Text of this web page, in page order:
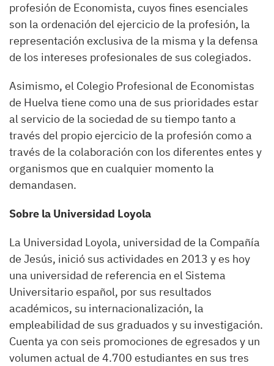
profesión de Economista, cuyos fines esenciales
son la ordenación del ejercicio de la profesión, la
representación exclusiva de la misma y la defensa
de los intereses profesionales de sus colegiados.
Asimismo, el Colegio Profesional de Economistas
de Huelva tiene como una de sus prioridades estar
al servicio de la sociedad de su tiempo tanto a
través del propio ejercicio de la profesión como a
través de la colaboración con los diferentes entes y
organismos que en cualquier momento la
demandasen.
Sobre la Universidad Loyola
La Universidad Loyola, universidad de la Compañía
de Jesús, inició sus actividades en 2013 y es hoy
una universidad de referencia en el Sistema
Universitario español, por sus resultados
académicos, su internacionalización, la
empleabilidad de sus graduados y su investigación.
Cuenta ya con seis promociones de egresados y un
volumen actual de 4.700 estudiantes en sus tres